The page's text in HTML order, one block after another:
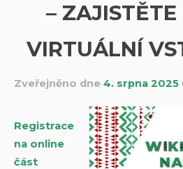
– ZAJISTĚTE
VIRTUÁLNÍ
Zveřejněno dne 4. srpna 2025
Registrace
na online
část